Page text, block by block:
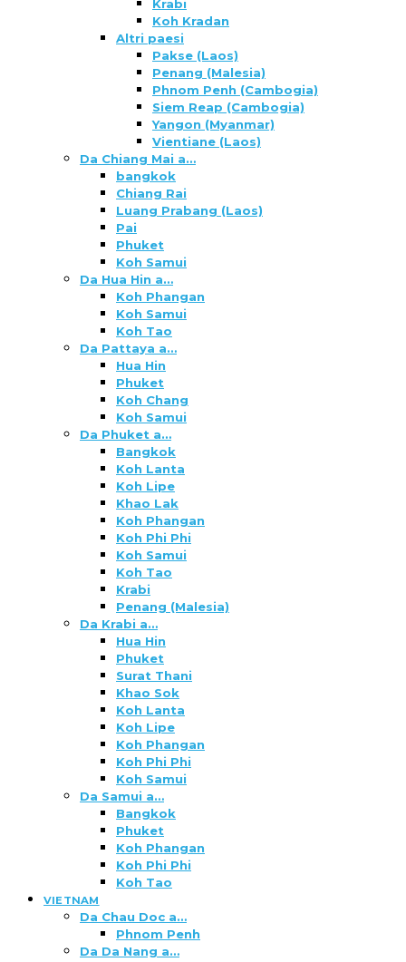
Krabi
Koh Kradan
Altri paesi
Pakse (Laos)
Penang (Malesia)
Phnom Penh (Cambogia)
Siem Reap (Cambogia)
Yangon (Myanmar)
Vientiane (Laos)
Da Chiang Mai a…
bangkok
Chiang Rai
Luang Prabang (Laos)
Pai
Phuket
Koh Samui
Da Hua Hin a…
Koh Phangan
Koh Samui
Koh Tao
Da Pattaya a…
Hua Hin
Phuket
Koh Chang
Koh Samui
Da Phuket a…
Bangkok
Koh Lanta
Koh Lipe
Khao Lak
Koh Phangan
Koh Phi Phi
Koh Samui
Koh Tao
Krabi
Penang (Malesia)
Da Krabi a…
Hua Hin
Phuket
Surat Thani
Khao Sok
Koh Lanta
Koh Lipe
Koh Phangan
Koh Phi Phi
Koh Samui
Da Samui a…
Bangkok
Phuket
Koh Phangan
Koh Phi Phi
Koh Tao
VIETNAM
Da Chau Doc a…
Phnom Penh
Da Da Nang a…